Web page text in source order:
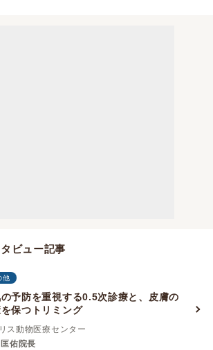
ビュー記事
他
予防を重視する0.5次診療と、皮膚の
保つトリミング
ス動物医療センター
佑院長